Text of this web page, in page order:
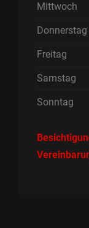
Mittwoch
Donnerstag
Freitag
Samstag
Sonntag